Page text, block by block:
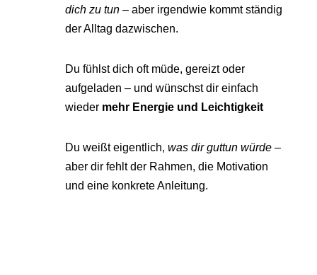
dich zu tun– aber irgendwie kommt ständig
der Alltag dazwischen.
Du fühlst dich oft müde, gereizt oder
aufgeladen – und wünschst dir einfach
wieder mehr Energie und Leichtigkeit
Du weißt eigentlich, was dir guttun würde–
aber dir fehlt der Rahmen, die Motivation
und eine konkrete Anleitung.